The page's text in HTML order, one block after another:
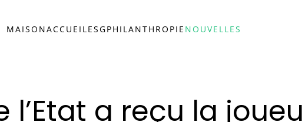
MAISONACCUEILESGPHILANTHROPIE NOUVELLES
l’Etat a reçu la